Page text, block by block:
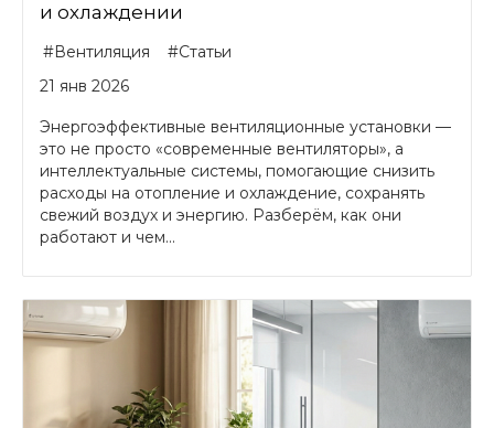
и охлаждении
#Вентиляция
#Статьи
21 янв 2026
Энергоэффективные вентиляционные установки —
это не просто «современные вентиляторы», а
интеллектуальные системы, помогающие снизить
расходы на отопление и охлаждение, сохранять
свежий воздух и энергию. Разберём, как они
работают и чем...